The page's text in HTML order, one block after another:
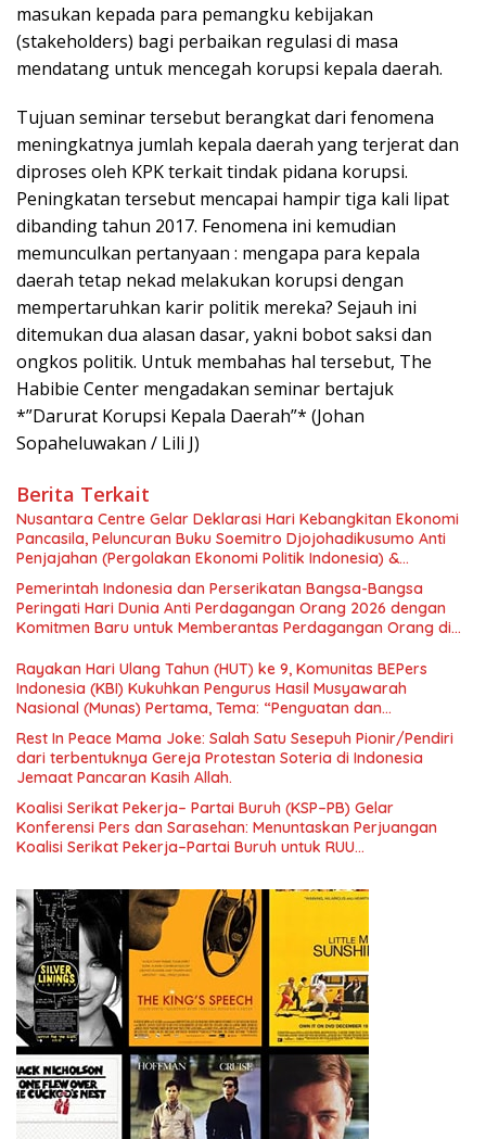
masukan kepada para pemangku kebijakan
(stakeholders) bagi perbaikan regulasi di masa
mendatang untuk mencegah korupsi kepala daerah.
Tujuan seminar tersebut berangkat dari fenomena
meningkatnya jumlah kepala daerah yang terjerat dan
diproses oleh KPK terkait tindak pidana korupsi.
Peningkatan tersebut mencapai hampir tiga kali lipat
dibanding tahun 2017. Fenomena ini kemudian
memunculkan pertanyaan : mengapa para kepala
daerah tetap nekad melakukan korupsi dengan
mempertaruhkan karir politik mereka? Sejauh ini
ditemukan dua alasan dasar, yakni bobot saksi dan
ongkos politik. Untuk membahas hal tersebut, The
Habibie Center mengadakan seminar bertajuk
*”Darurat Korupsi Kepala Daerah”* (Johan
Sopaheluwakan / Lili J)
Berita Terkait
Nusantara Centre Gelar Deklarasi Hari Kebangkitan Ekonomi
Pancasila, Peluncuran Buku Soemitro Djojohadikusumo Anti
Penjajahan (Pergolakan Ekonomi Politik Indonesia) &
Simposium Nasional “Urgensi Undang-Undang Perekonomian
Nasional dan Kesejahteraan Sosial dalam Menata Bangsa
Menuju Indonesia Emas 2045”,
Pemerintah Indonesia dan Perserikatan Bangsa-Bangsa
Peringati Hari Dunia Anti Perdagangan Orang 2026 dengan
Komitmen Baru untuk Memberantas Perdagangan Orang di
Rayakan Hari Ulang Tahun (HUT) ke 9, Komunitas BEPers
Indonesia (KBI) Kukuhkan Pengurus Hasil Musyawarah
Nasional (Munas) Pertama, Tema: “Penguatan dan
Pengembangan Organisasi KBI yang Berbasis Riset di seluruh
Indonesia dan Mancanegara”.
Rest In Peace Mama Joke: Salah Satu Sesepuh Pionir/Pendiri
dari terbentuknya Gereja Protestan Soteria di Indonesia
Jemaat Pancaran Kasih Allah.
Koalisi Serikat Pekerja– Partai Buruh (KSP–PB) Gelar
Konferensi Pers dan Sarasehan: Menuntaskan Perjuangan
Koalisi Serikat Pekerja–Partai Buruh untuk RUU